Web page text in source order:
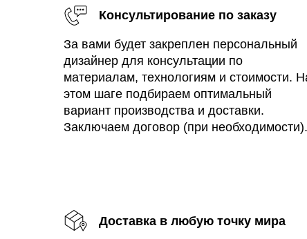
Консультирование по заказу
За вами будет закреплен персональный
дизайнер для консультации по
материалам, технологиям и стоимости.
этом шаге подбираем оптимальный
вариант производства и доставки.
Заключаем договор (при необходимости).
Доставка в любую точку мира